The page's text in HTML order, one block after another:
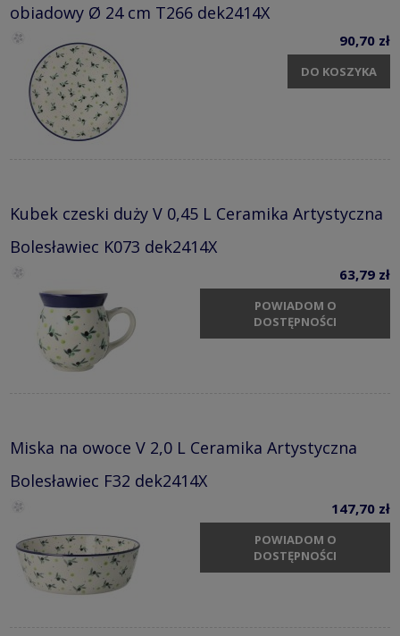
obiadowy Ø 24 cm T266 dek2414X
90,70 zł
DO KOSZYKA
Kubek czeski duży V 0,45 L Ceramika Artystyczna
Bolesławiec K073 dek2414X
63,79 zł
POWIADOM O
DOSTĘPNOŚCI
Miska na owoce V 2,0 L Ceramika Artystyczna
Bolesławiec F32 dek2414X
147,70 zł
POWIADOM O
DOSTĘPNOŚCI